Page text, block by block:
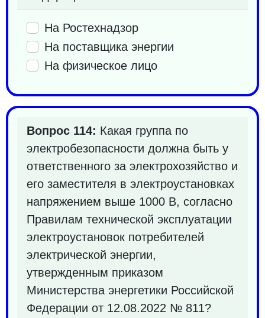
На Ростехнадзор
На поставщика энергии
На физическое лицо
Вопрос 114: Какая группа по
электробезопасности должна быть у
ответственного за электрохозяйство и
его заместителя в электроустановках
напряжением выше 1000 В, согласно
Правилам технической эксплуатации
электроустановок потребителей
электрической энергии,
утвержденным приказом
Министерства энергетики Российской
Федерации от 12.08.2022 № 811?